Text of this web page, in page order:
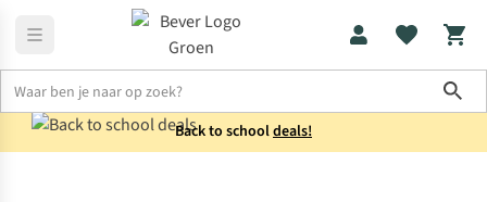
Back to schooldeals!